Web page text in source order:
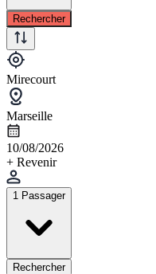
Rechercher
Mirecourt
Marseille
10/08/2026
+ Revenir
1 Passager
Rechercher